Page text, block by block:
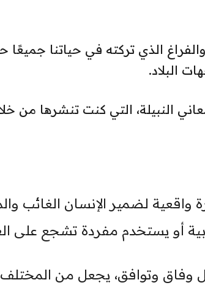
الذي تركته في حياتنا جميعًا
البلاد.
النبيلة، التي كنت تنشرها من
لضمير الإنسان الغائب
أو يستخدم مفردة تشجع على
وفاق وتوافق، يجعل من المختلف